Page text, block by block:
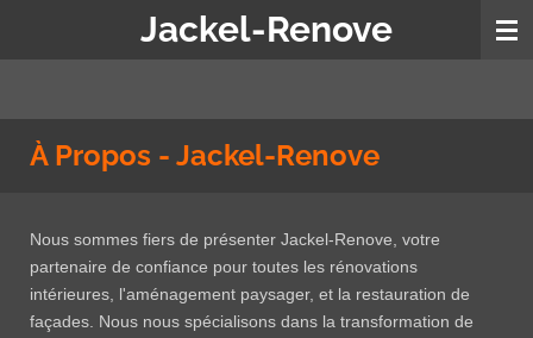
Jackel-Renove
À Propos - Jackel-Renove
Nous sommes fiers de présenter Jackel-Renove, votre
partenaire de confiance pour toutes les rénovations
intérieures, l'aménagement paysager, et la restauration de
façades. Nous nous spécialisons dans la transformation de